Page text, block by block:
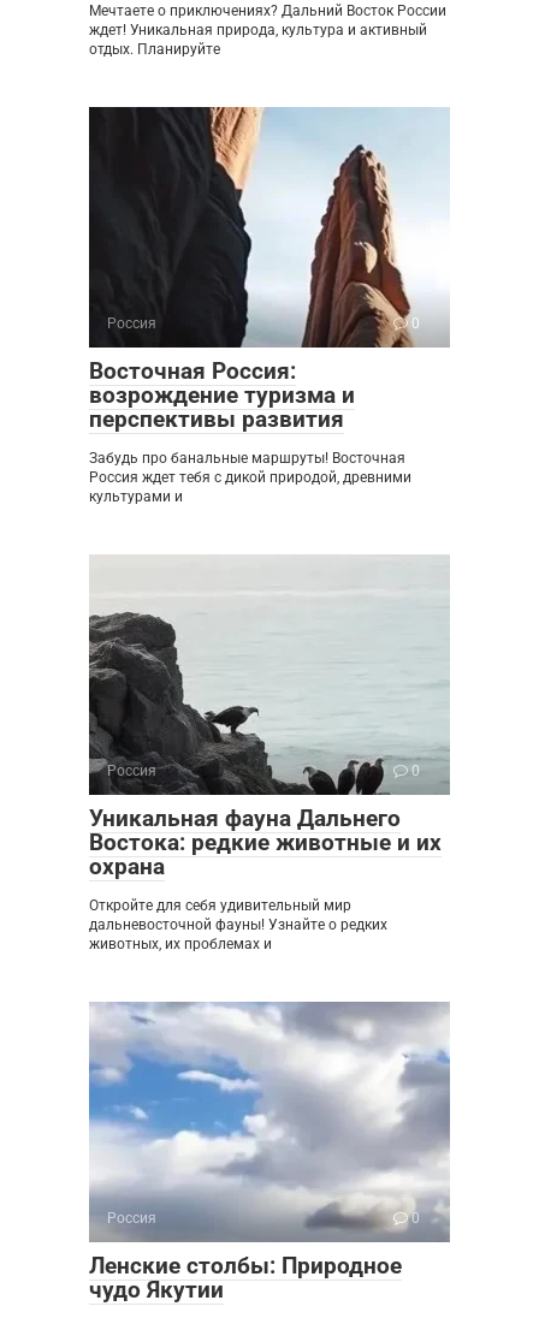
Мечтаете о приключениях? Дальний Восток России
ждет! Уникальная природа, культура и активный
отдых. Планируйте
Россия 0
Восточная Россия:
возрождение туризма и
перспективы развития
Забудь про банальные маршруты! Восточная
Россия ждет тебя с дикой природой, древними
культурами и
Россия 0
Уникальная фауна Дальнего
Востока: редкие животные и их
охрана
Откройте для себя удивительный мир
дальневосточной фауны! Узнайте о редких
животных, их проблемах и
Россия 0
Ленские столбы: Природное
чудо Якутии